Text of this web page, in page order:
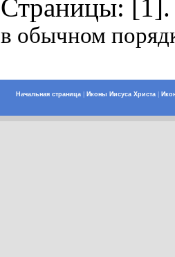
Страницы:
в обычном
Начальная страница| Иконы Иисуса Христа|